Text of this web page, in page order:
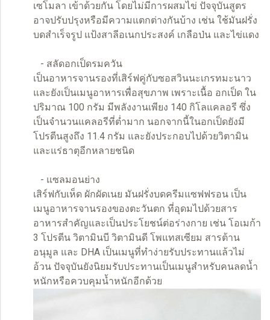
เซโมลา เข้าด้วยกัน โดยไม่มีการผสมไข่ ปัจจุบันสูตร
อาจปรับปรุงหรือมีความแตกต่างกันบ้าง เช่น ใช้มันฝรั่ง
บดสำเร็จรูป แป้งสาลีอเนกประสงค์ เกลือป่น และไข่แดง
- สลัดอกเป็ดรมควัน
เป็นอาหารจานรองที่เสิร์ฟคู่กับซอสวินนะเกรทมะนาว
และยังเป็นเมนูอาหารเพื่อสุขภาพ เพราะเนื้อ อกเป็ด ใน
ปริมาณ 100 กรัม มีพลังงานเพียง 140 กิโลแคลอรี ซึ่ง
เป็นจำนวนแคลอรีที่ต่ำมาก นอกจากนี้ในอกเป็ดยังมี
โปรตีนสูงถึง 11.4 กรัม และยังประกอบไปด้วยวิตามิน
และแร่ธาตุอีกหลายชนิด
- แซลมอนย่าง
เสิร์ฟกับเห็ด ผักผัดเนย มันฝรั่งบดครีมแซฟฟรอน เป็น
เมนูอาหารจานรองของตะวันตก ที่อุดมไปด้วยสาร
อาหารสำคัญและเป็นประโยชน์ต่อร่างกาย เช่น โอเมก้า
3 โปรตีน วิตามินบี วิตามินดี โพแทสเซียม สารต้าน
อนุมูล และ DHA เป็นเมนูที่ทำง่ายรับประทานแล้วไม่
อ้วน ปัจจุบันยังนิยมรับประทานเป็นเมนูสำหรับคนลดน้ำ
หนักหรือควบคุมน้ำหนักอีกด้วย